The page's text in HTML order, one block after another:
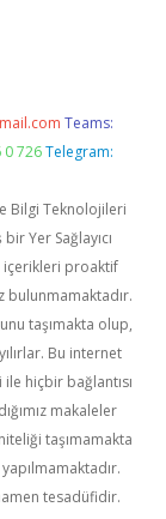
Teams:
0 726 Telegram:
Bilgi Teknolojileri
Yer Sağlayıcı
içerikleri proaktif
bulunmamaktadır.
taşımakta olup,
Bu internet
hiçbir bağlantısı
makaleler
taşımamakta
tesadüfidir.